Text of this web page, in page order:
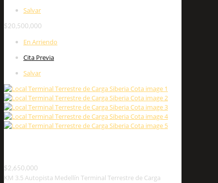
Salvar
$20,500,000
En Arriendo
Cita Previa
Salvar
$2,650,000
KM 3.5 Autopista Medellín Terminal Terrestre de Carga